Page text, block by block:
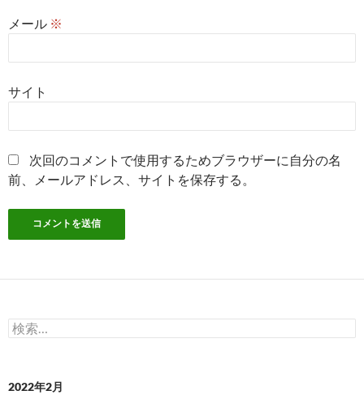
メール ※
サイト
次回のコメントで使用するためブラウザーに自分の名
前、メールアドレス、サイトを保存する。
検
索:
2022年2月